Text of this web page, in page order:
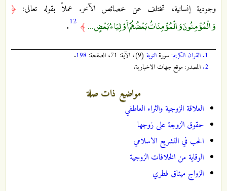
وجودية إنسانية، تختلف عن خصائص الآخر. عملاً بقوله تعالى: ﴿
وَالْمُؤْمِنُونَ وَالْمُؤْمِنَاتُ بَعْضُهُمْ أَوْلِيَاءُ بَعْضٍ ... ﴾ 12
.
1. القران الكريم: سورةالتوبة (9)، الآية: 71، الصفحة: 198
.
2. المصدر: موقع جهات الاخبارية.
مواضيع ذات صلة
العلاقة الزوجية والثراء العاطفي
حقوق الزوجة على زوجها
الحب في التشريع الاسلامي
الوقاية من الخلافات الزوجية
الزواج ميثاق فطري